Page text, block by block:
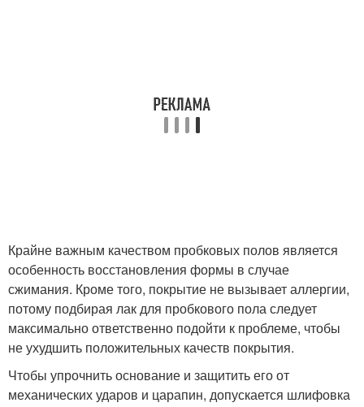
Крайне важным качеством пробковых полов является
особенность восстановления формы в случае
сжимания. Кроме того, покрытие не вызывает аллергии,
потому подбирая лак для пробкового пола следует
максимально ответственно подойти к проблеме, чтобы
не ухудшить положительных качеств покрытия.
Чтобы упрочнить основание и защитить его от
механических ударов и царапин, допускается шлифовка